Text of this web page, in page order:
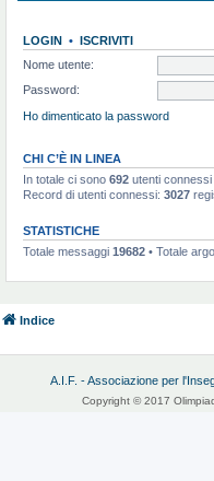
LOGIN • ISCRIVITI
Nome utente:
Password:
Ho dimenticato la password
CHI C’È IN LINEA
In totale ci sono 692 utenti
Record di utenti connessi: 3027
STATISTICHE
Totale messaggi 19682 • Totale
Indice
A.I.F. - Associazione per
Copyright © 2017